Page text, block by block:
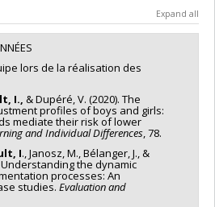
François
,Isabelle Archambault,Thérèse
Expand all
lors de la réalisation des
I., & Dupéré, V. (2020). The
profiles of boys and girls:
mediate their risk of lower
and Individual Differences, 78.
I., Janosz, M., Bélanger, J., &
Understanding the dynamic
processes: An
studies. Evaluation and